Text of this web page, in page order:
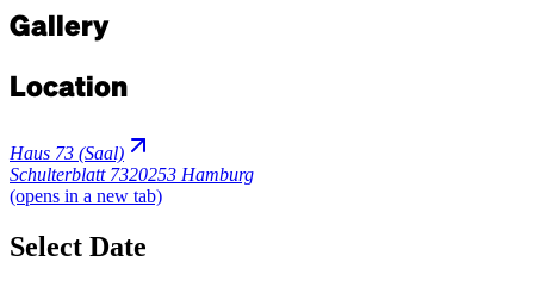
Gallery
Location
Haus 73 (Saal)
Schulterblatt 7320253 Hamburg
(opens in a new tab)
Select Date